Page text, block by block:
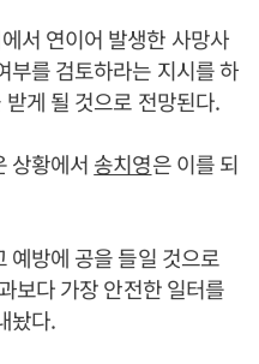
서 연이어 발생한 사망사
부를 검토하라는 지시를 하
게 될 것으로 전망된다.
상황에서 송치영은 이를 되
예방에 공을 들일 것으로
보다 가장 안전한 일터를
놨다.